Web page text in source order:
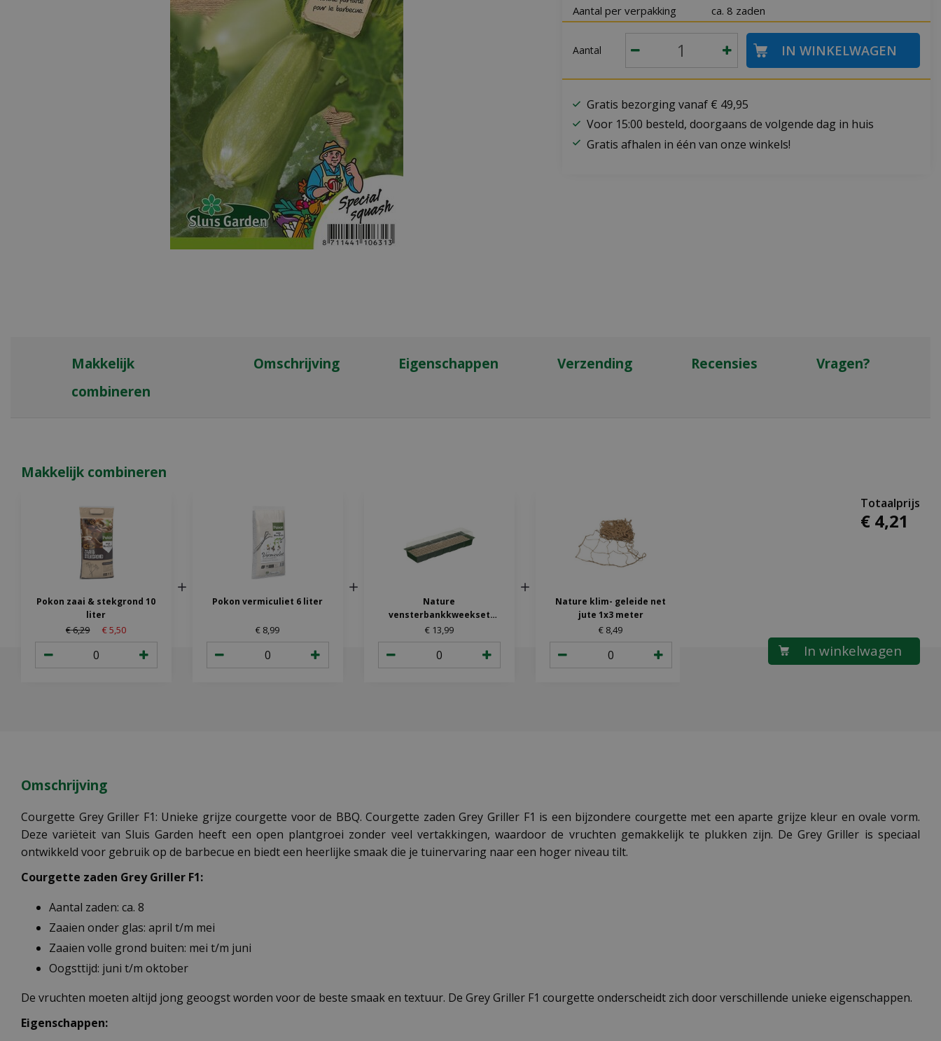
Aantal per verpakking ca. 8 zaden
Aantal
Gratis bezorging vanaf € 49,95
Voor 15:00 besteld, doorgaans de volgende dag in huis
Gratis afhalen in één van onze winkels!
Makkelijk
combineren
Omschrijving Eigenschappen Verzending Recensies Vragen?
Makkelijk combineren
Pokon zaai & stekgrond 10
liter
€6,29 €5,50
Pokon vermiculiet 6 liter
€ 8,99
Nature
vensterbankkweekset
49x15,5x10 cm
groeimedium
€ 13,99
Nature klim- geleide net
jute 1x3 meter
€ 8,49
€ 4,21
Omschrijving
Courgette Grey Griller F1: Unieke grijze courgette voor de BBQ. Courgette zaden Grey Griller F1 is een bijzondere courgette met een aparte grijze kleur en ovale vorm.
Deze variëteit van Sluis Garden heeft een open plantgroei zonder veel vertakkingen, waardoor de vruchten gemakkelijk te plukken zijn. De Grey Griller is speciaal
ontwikkeld voor gebruik op de barbecue en biedt een heerlijke smaak die je tuinervaring naar een hoger niveau tilt.
Courgette zaden Grey Griller F1:
Aantal zaden: ca. 8
Zaaien onder glas: april t/m mei
Zaaien volle grond buiten: mei t/m juni
Oogsttijd: juni t/m oktober
De vruchten moeten altijd jong geoogst worden voor de beste smaak en textuur. De Grey Griller F1 courgette onderscheidt zich door verschillende unieke eigenschappen.
Eigenschappen: